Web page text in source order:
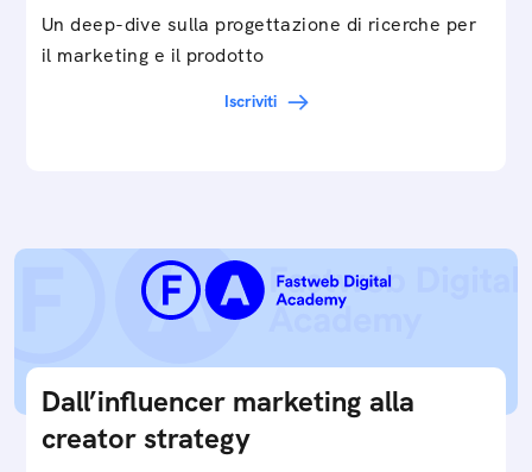
Un deep-dive sulla progettazione di ricerche per
il marketing e il prodotto
Iscriviti
Dall’influencer marketing alla
creator strategy